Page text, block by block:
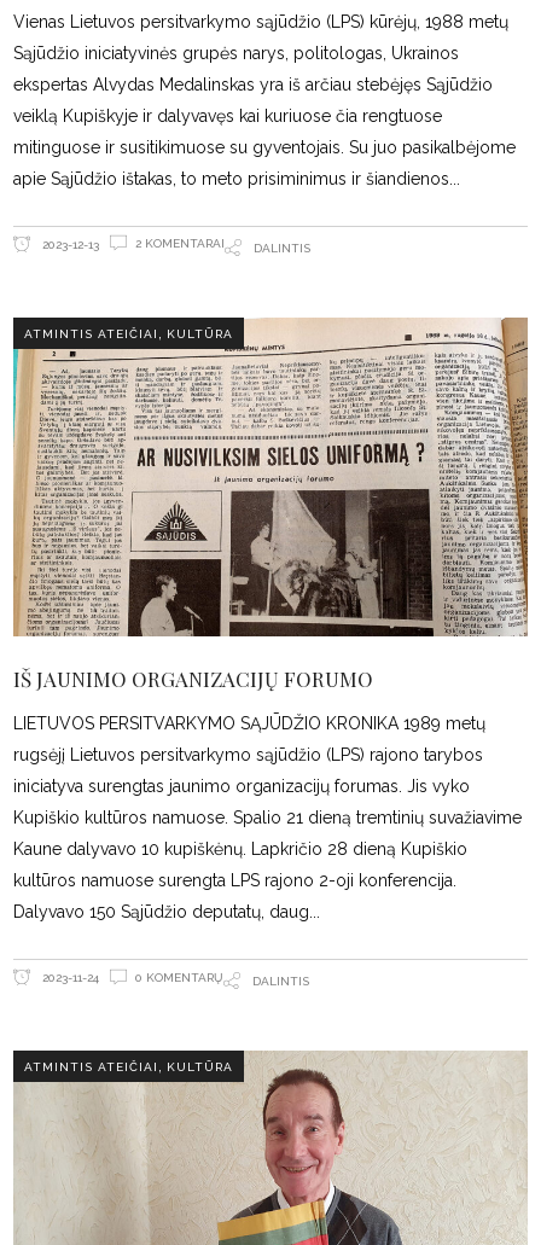
Vienas Lietuvos persitvarkymo sąjūdžio (LPS) kūrėjų, 1988 metų
Sąjūdžio iniciatyvinės grupės narys, politologas, Ukrainos
ekspertas Alvydas Medalinskas yra iš arčiau stebėjęs Sąjūdžio
veiklą Kupiškyje ir dalyvavęs kai kuriuose čia rengtuose
mitinguose ir susitikimuose su gyventojais. Su juo pasikalbėjome
apie Sąjūdžio ištakas, to meto prisiminimus ir šiandienos
2023-12-13 2 KOMENTARAI DALINTIS
ATMINTIS ATEIČIAI KULTŪRA
IŠ JAUNIMO ORGANIZACIJŲ FORUMO
LIETUVOS PERSITVARKYMO SĄJŪDŽIO KRONIKA 1989 metų
rugsėjį Lietuvos persitvarkymo sąjūdžio (LPS) rajono tarybos
iniciatyva surengtas jaunimo organizacijų forumas. Jis vyko
Kupiškio kultūros namuose. Spalio 21 dieną tremtinių suvažiavime
Kaune dalyvavo 10 kupiškėnų. Lapkričio 28 dieną Kupiškio
kultūros namuose surengta LPS rajono 2-oji konferencija.
Dalyvavo 150 Sąjūdžio deputatų, daug
2023-11-24 0 KOMENTARŲ DALINTIS
ATMINTIS ATEIČIAI KULTŪRA